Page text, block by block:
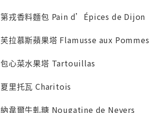
第戎香料麵包 Pain d’Épices de Dijon
芙拉慕斯蘋果塔 Flamusse aux Pommes
包心菜水果塔 Tartouillas
夏里托瓦 Charitois
納韋爾牛軋糖 Nougatine de Nevers